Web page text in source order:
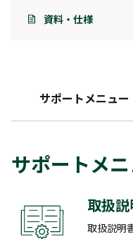
資料・仕様
サポートメニュー
サポートメ
取扱
取扱説明